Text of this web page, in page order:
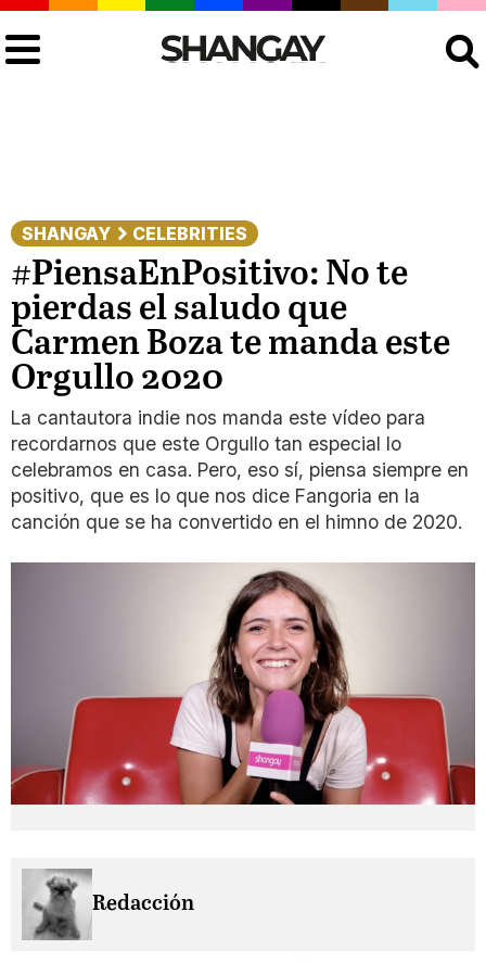
SHANGAY CELEBRITIES
#PiensaEnPositivo: No te
pierdas el saludo que
Carmen Boza te manda este
Orgullo 2020
La cantautora indie nos manda este vídeo para
recordarnos que este Orgullo tan especial lo
celebramos en casa. Pero, eso sí, piensa siempre en
positivo, que es lo que nos dice Fangoria en la
canción que se ha convertido en el himno de 2020.
Redacción